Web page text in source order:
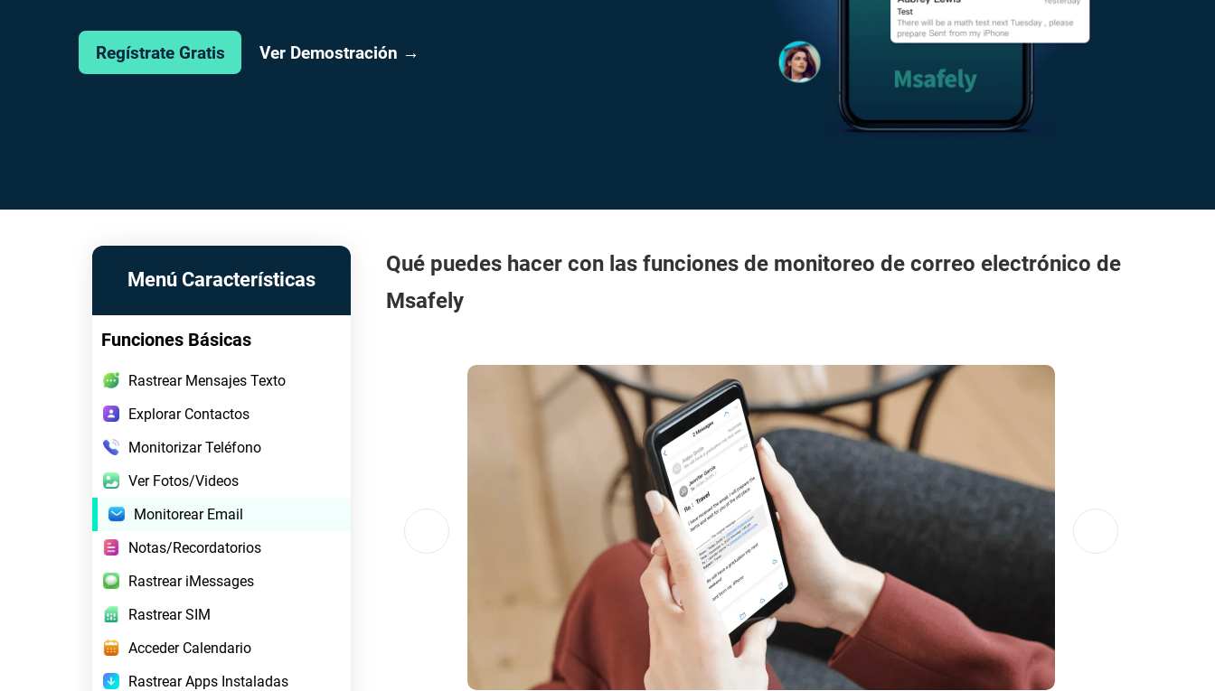
Regístrate Gratis Ver Demostración →
Menú Características
Funciones Básicas
Rastrear Mensajes Texto
Explorar Contactos
Monitorizar Teléfono
Ver Fotos/Videos
Monitorear Email
Notas/Recordatorios
Rastrear iMessages
Rastrear SIM
Acceder Calendario
Rastrear Apps Instaladas
Qué puedes hacer con las funciones de monitoreo de correo electrónico de
Msafely